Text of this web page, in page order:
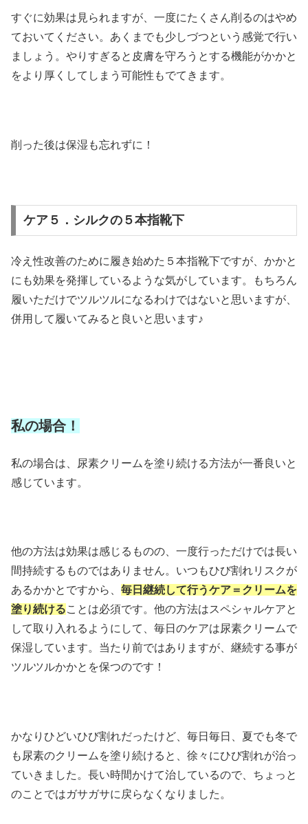
すぐに効果は見られますが、一度にたくさん削るのはやめ
ておいてください。あくまでも少しづつという感覚で行い
ましょう。やりすぎると皮膚を守ろうとする機能がかかと
をより厚くしてしまう可能性もでてきます。
削った後は保湿も忘れずに！
ケア５．シルクの５本指靴下
冷え性改善のために履き始めた５本指靴下ですが、かかと
にも効果を発揮しているような気がしています。もちろん
履いただけでツルツルになるわけではないと思いますが、
併用して履いてみると良いと思います♪
私の場合！
私の場合は、尿素クリームを塗り続ける方法が一番良いと
感じています。
他の方法は効果は感じるものの、一度行っただけでは長い
間持続するものではありません。いつもひび割れリスクが
あるかかとですから、 毎日継続して行うケア＝クリームを
塗り続けることは必須です。他の方法はスペシャルケアと
して取り入れるようにして、毎日のケアは尿素クリームで
保湿しています。当たり前ではありますが、継続する事が
ツルツルかかとを保つのです！
かなりひどいひび割れだったけど、毎日毎日、夏でも冬で
も尿素のクリームを塗り続けると、徐々にひび割れが治っ
ていきました。長い時間かけて治しているので、ちょっと
のことではガサガサに戻らなくなりました。